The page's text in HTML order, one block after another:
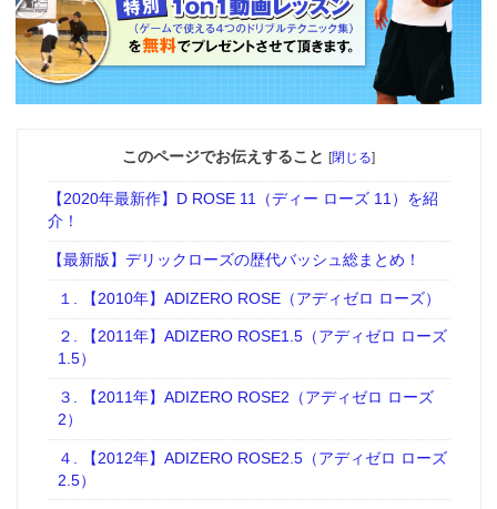
このページでお伝えすること [閉じる]
【2020年最新作】D ROSE 11（ディー ローズ 11）を紹
介！
【最新版】デリックローズの歴代バッシュ総まとめ！
１. 【2010年】ADIZERO ROSE（アディゼロ ローズ）
２. 【2011年】ADIZERO ROSE1.5（アディゼロ ローズ
1.5）
３. 【2011年】ADIZERO ROSE2（アディゼロ ローズ
2）
４. 【2012年】ADIZERO ROSE2.5（アディゼロ ローズ
2.5）